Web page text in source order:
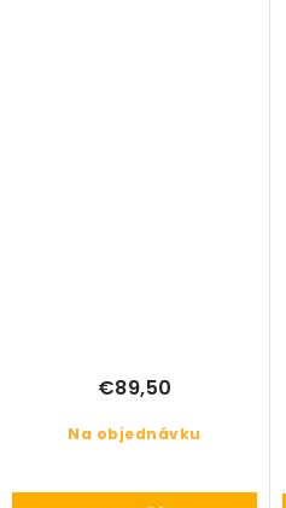
Na objednávku
€89,50